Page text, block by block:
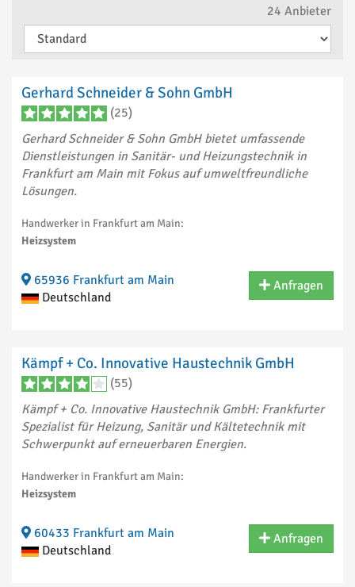
24 Anbieter
Gerhard Schneider & Sohn GmbH
(25)
Gerhard Schneider & Sohn GmbH bietet umfassende
Dienstleistungen in Sanitär- und Heizungstechnik in
Frankfurt am Main mit Fokus auf umweltfreundliche
Lösungen.
Handwerker in Frankfurt am Main:
Heizsystem
65936 Frankfurt am Main
Deutschland
Anfragen
Kämpf + Co. Innovative Haustechnik GmbH
(55)
Kämpf + Co. Innovative Haustechnik GmbH: Frankfurter
Spezialist für Heizung, Sanitär und Kältetechnik mit
Schwerpunkt auf erneuerbaren Energien.
Handwerker in Frankfurt am Main:
Heizsystem
60433 Frankfurt am Main
Deutschland
Anfragen